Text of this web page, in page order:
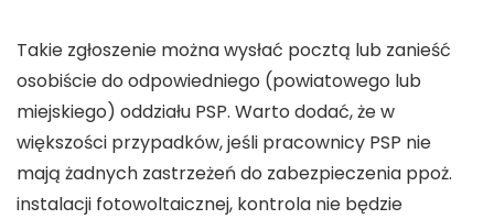
Takie zgłoszenie można wysłać pocztą lub zanieść
osobiście do odpowiedniego (powiatowego lub
miejskiego) oddziału PSP. Warto dodać, że w
większości przypadków, jeśli pracownicy PSP nie
mają żadnych zastrzeżeń do zabezpieczenia ppoż.
instalacji fotowoltaicznej, kontrola nie będzie